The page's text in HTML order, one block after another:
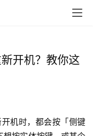
开机？教你这
机时，都会按「侧键